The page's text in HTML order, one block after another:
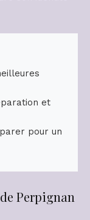
et
pour un
Perpignan